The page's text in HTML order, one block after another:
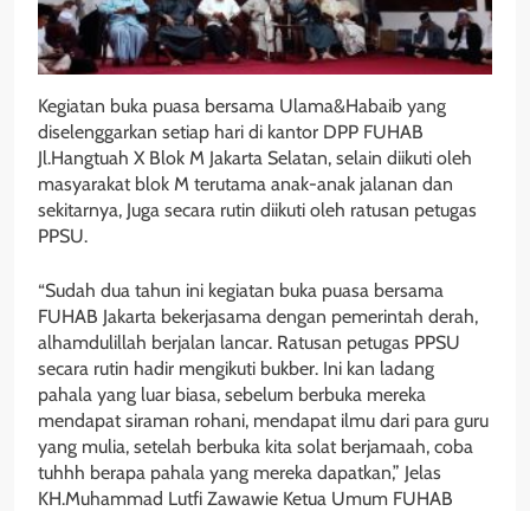
Kegiatan buka puasa bersama Ulama&Habaib yang
diselenggarkan setiap hari di kantor DPP FUHAB
Jl.Hangtuah X Blok M Jakarta Selatan, selain diikuti oleh
masyarakat blok M terutama anak-anak jalanan dan
sekitarnya, Juga secara rutin diikuti oleh ratusan petugas
PPSU.
“Sudah dua tahun ini kegiatan buka puasa bersama
FUHAB Jakarta bekerjasama dengan pemerintah derah,
alhamdulillah berjalan lancar. Ratusan petugas PPSU
secara rutin hadir mengikuti bukber. Ini kan ladang
pahala yang luar biasa, sebelum berbuka mereka
mendapat siraman rohani, mendapat ilmu dari para guru
yang mulia, setelah berbuka kita solat berjamaah, coba
tuhhh berapa pahala yang mereka dapatkan,” Jelas
KH.Muhammad Lutfi Zawawie Ketua Umum FUHAB